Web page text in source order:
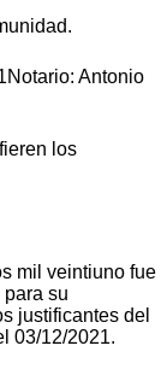
Antonio
los
mil veintiuno fue
su
justificantes del
03/12/2021.